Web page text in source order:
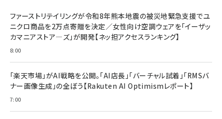
ファーストリテイリングが令和8年熊本地震の被災地緊急支援でユ
ニクロ商品を2万点寄贈を決定／女性向け空調ウェアを「イーザッ
カマニアストア―ズ」が開発【ネッ担アクセスランキング】
8:00
「楽天市場」がAI戦略を公開。「AI店長」「バーチャル試着」「RMSバ
ナー画像生成」の全ぼう【Rakuten AI Optimismレポート】
7:00